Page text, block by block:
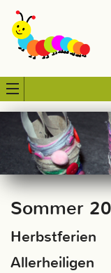
Sommer
Herbstferien
Allerheiligen